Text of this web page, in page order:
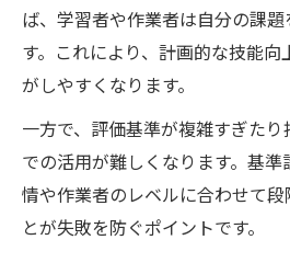
ば、学習者や作業者は自分の課
す。これにより、計画的な技能
がしやすくなります。
一方で、評価基準が複雑すぎた
での活用が難しくなります。基
情や作業者のレベルに合わせて
とが失敗を防ぐポイントです。